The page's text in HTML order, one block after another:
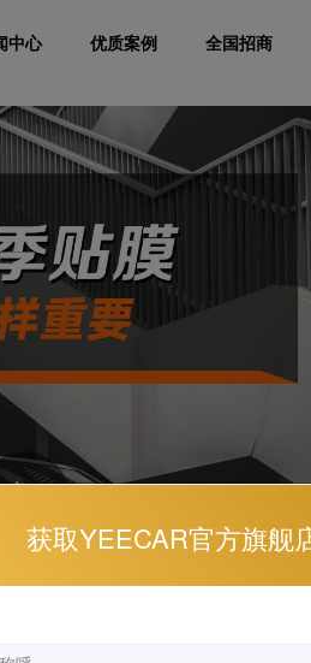
中心 优质案例 全国招商
Play
获取YEECAR官方旗舰